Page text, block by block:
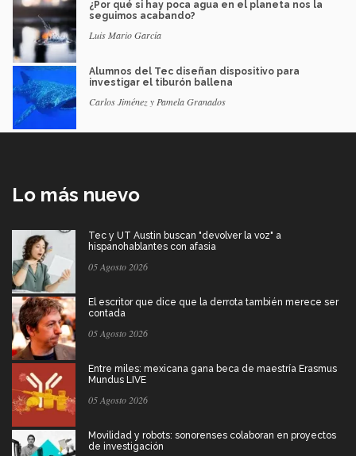
¿Por qué si hay poca agua en el planeta nos la
seguimos acabando?
Luis Mario García
Alumnos del Tec diseñan dispositivo para
investigar el tiburón ballena
Carlos Jiménez y Pamela Granados
Lo más nuevo
Tec y UT Austin buscan "devolver la voz" a
hispanohablantes con afasia
05 Agosto 2026
El escritor que dice que la derrota también merece ser
contada
05 Agosto 2026
Entre miles: mexicana gana beca de maestría Erasmus
Mundus LIVE
05 Agosto 2026
Movilidad y robots: sonorenses colaboran en proyectos
de investigación